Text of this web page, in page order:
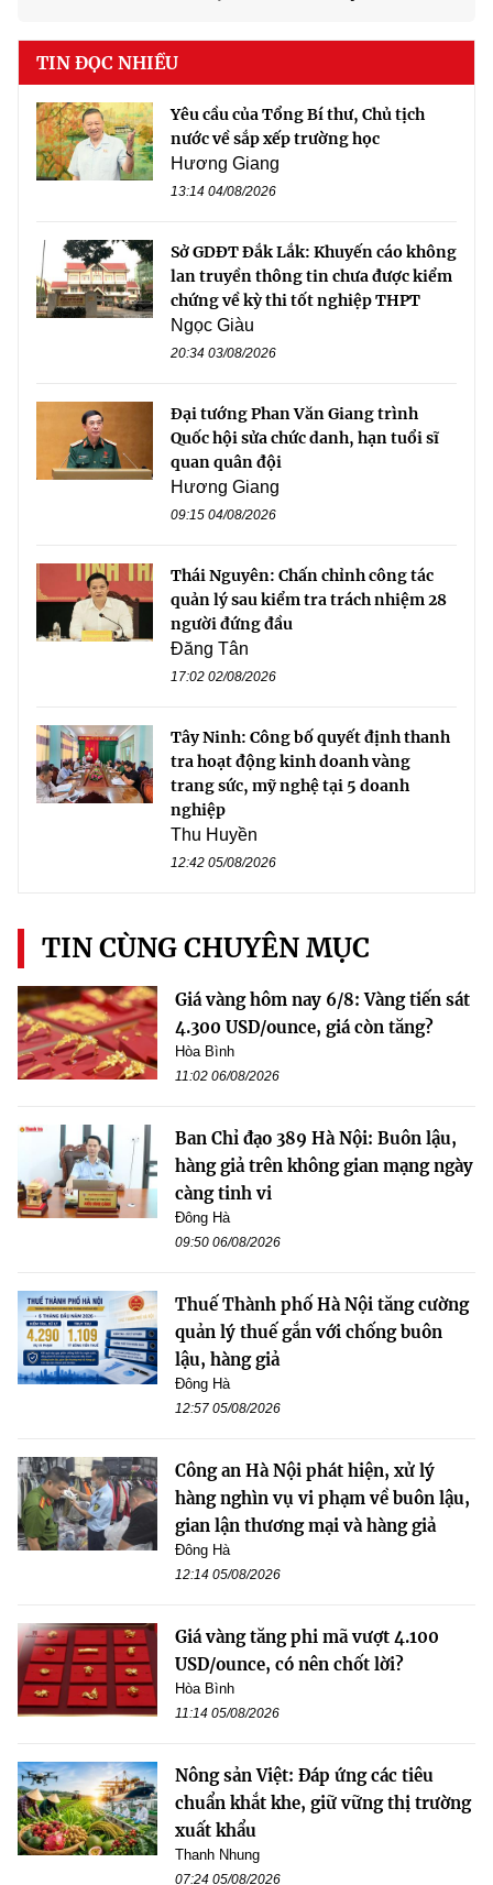
TIN ĐỌC NHIỀU
Yêu cầu của Tổng Bí thư, Chủ tịch
nước về sắp xếp trường học
Hương Giang
13:14 04/08/2026
Sở GDĐT Đắk Lắk: Khuyến cáo không
lan truyền thông tin chưa được kiểm
chứng về kỳ thi tốt nghiệp THPT
Ngọc Giàu
20:34 03/08/2026
Đại tướng Phan Văn Giang trình
Quốc hội sửa chức danh, hạn tuổi sĩ
quan quân đội
Hương Giang
09:15 04/08/2026
Thái Nguyên: Chấn chỉnh công tác
quản lý sau kiểm tra trách nhiệm 28
người đứng đầu
Đăng Tân
17:02 02/08/2026
Tây Ninh: Công bố quyết định thanh
tra hoạt động kinh doanh vàng
trang sức, mỹ nghệ tại 5 doanh
nghiệp
Thu Huyền
12:42 05/08/2026
TIN CÙNG CHUYÊN MỤC
Giá vàng hôm nay 6/8: Vàng tiến sát
4.300 USD/ounce, giá còn tăng?
Hòa Bình
11:02 06/08/2026
Ban Chỉ đạo 389 Hà Nội: Buôn lậu,
hàng giả trên không gian mạng ngày
càng tinh vi
Đông Hà
09:50 06/08/2026
Thuế Thành phố Hà Nội tăng cường
quản lý thuế gắn với chống buôn
lậu, hàng giả
Đông Hà
12:57 05/08/2026
Công an Hà Nội phát hiện, xử lý
hàng nghìn vụ vi phạm về buôn lậu,
gian lận thương mại và hàng giả
Đông Hà
12:14 05/08/2026
Giá vàng tăng phi mã vượt 4.100
USD/ounce, có nên chốt lời?
Hòa Bình
11:14 05/08/2026
Nông sản Việt: Đáp ứng các tiêu
chuẩn khắt khe, giữ vững thị trường
xuất khẩu
Thanh Nhung
07:24 05/08/2026